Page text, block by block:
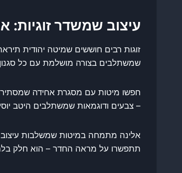
עיצוב שמשדר זוגיות:
זוגות רבים חוששים שמיטה יהודית
שמשתלבים בצורה מושלמת עם כל
חפשו מיטות עם מסגרת אחידה
– צבעים ודוגמאות שמשתלבים היטב
אלינה מתמחה במיטות שמשלבות עיצוב
תתפשרו על מראה החדר – הוא חלק